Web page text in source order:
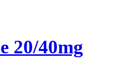
20/40mg